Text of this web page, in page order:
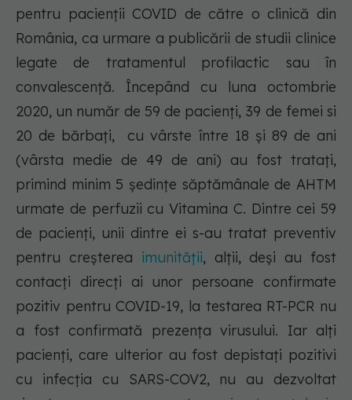
pentru pacienții COVID de către o clinică din
România, ca urmare a publicării de studii clinice
legate de tratamentul profilactic sau în
convalescență. Începând cu luna octombrie
2020, un număr de 59 de pacienți, 39 de femei si
20 de bărbați, cu vârste între 18 și 89 de ani
(vârsta medie de 49 de ani) au fost tratați,
primind minim 5 ședințe săptămânale de AHTM
urmate de perfuzii cu Vitamina C. Dintre cei 59
de pacienți, unii dintre ei s-au tratat preventiv
pentru creșterea imunității, alții, deși au fost
contacți direcți ai unor persoane confirmate
pozitiv pentru COVID-19, la testarea RT-PCR nu
a fost confirmată prezența virusului. Iar alți
pacienți, care ulterior au fost depistați pozitivi
cu infecția cu SARS-COV2, nu au dezvoltat